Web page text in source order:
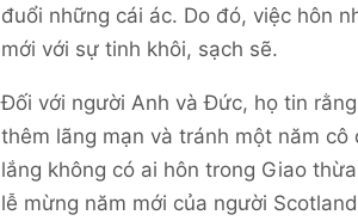
đuổi những cái ác. Do đó, việc hôn
mới với sự tinh khôi, sạch sẽ.
Đối với người Anh và Đức, họ tin
thêm lãng mạn và tránh một năm
lắng không có ai hôn trong Giao
lễ mừng năm mới của người